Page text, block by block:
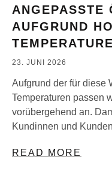
ANGEPASSTE
AUFGRUND
23. JUNI 2026
Aufgrund der für diese
Temperaturen passen
vorübergehend an.
Kundinnen und
READ MORE